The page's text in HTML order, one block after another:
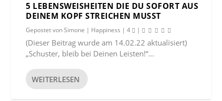
5 LEBENSWEISHEITEN DIE DU SOFORT AUS
DEINEM KOPF STREICHEN MUSST
Gepostet vonSimone | Happiness |4 |
(Dieser Beitrag wurde am 14.02.22 aktualisiert)
„Schuster, bleib bei Deinen Leisten!“...
WEITERLESEN